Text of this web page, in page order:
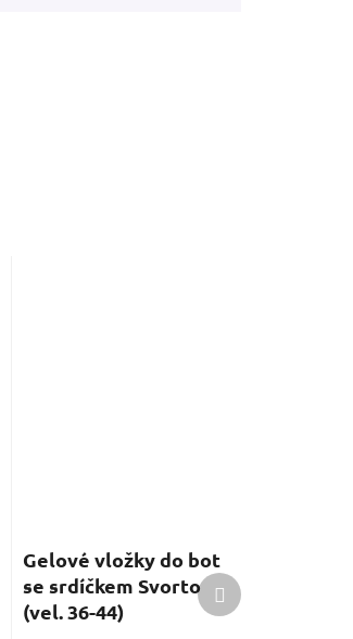
Gelové vložky do bot
se srdíčkem Svorto
(vel. 36-44)
Další
produkt